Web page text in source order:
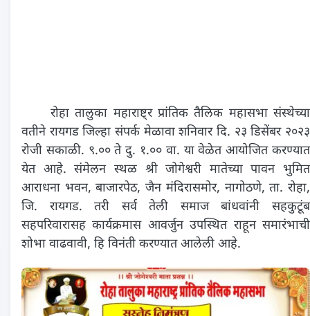
रोहा तालुका महाराष्ट्र प्रांतिक तैलिक महासभा संस्थेच्या
वतीने रायगड जिल्हा संपर्क मेळावा शनिवार दि. २३ डिसेंबर २०२३
रोजी सकाळी. ९.०० ते दु. १.०० वा. या वेळेत आयोजित करण्यात
येत आहे. संमेलन स्थळ श्री जोगेश्वरी मातेच्या पावन भुमित
आराधना भवन, बाजारपेठ, जैन मंदिरासमोर, नागोठणे, ता. रोहा,
जि. रायगड. तरी सर्व तेली समाज बांधवांनी सहकुटूंब
सहपरिवारासह कार्यक्रमास आवर्जुन उपस्थित राहून समारंभाची
शोभा वाढवावी, हि विनंती करण्‍यात आलेली आहे.